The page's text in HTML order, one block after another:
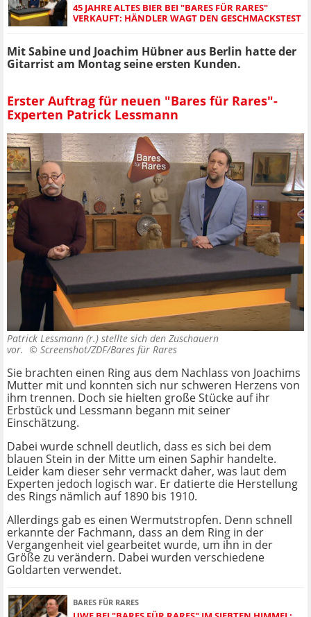
45 JAHRE ALTES BIER BEI "BARES FÜR RARES"
VERKAUFT: HÄNDLER WAGT DEN GESCHMACKSTEST
Mit Sabine und Joachim Hübner aus Berlin hatte der
Gitarrist am Montag seine ersten Kunden.
Erster Auftrag für neuen "Bares für Rares"-
Experten Patrick Lessmann
Patrick Lessmann (r.) stellte sich den Zuschauern
vor. © Screenshot/ZDF/Bares für Rares
Sie brachten einen Ring aus dem Nachlass von Joachims
Mutter mit und konnten sich nur schweren Herzens von
ihm trennen. Doch sie hielten große Stücke auf ihr
Erbstück und Lessmann begann mit seiner
Einschätzung.
Dabei wurde schnell deutlich, dass es sich bei dem
blauen Stein in der Mitte um einen Saphir handelte.
Leider kam dieser sehr vermackt daher, was laut dem
Experten jedoch logisch war. Er datierte die Herstellung
des Rings nämlich auf 1890 bis 1910.
Allerdings gab es einen Wermutstropfen. Denn schnell
erkannte der Fachmann, dass an dem Ring in der
Vergangenheit viel gearbeitet wurde, um ihn in der
Größe zu verändern. Dabei wurden verschiedene
Goldarten verwendet.
BARES FÜR RARES